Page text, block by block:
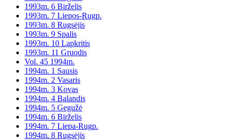
1993m. 6 Birželis
1993m. 7 Liepos-Rugp.
1993m. 8 Rugsėjis
1993m. 9 Spalis
1993m. 10 Lapkritis
1993m. 11 Gruodis
Vol. 45 1994m.
1994m. 1 Sausis
1994m. 2 Vasaris
1994m. 3 Kovas
1994m. 4 Balandis
1994m. 5 Gegužė
1994m. 6 Birželis
1994m. 7 Liepa-Rugp.
1994m. 8 Rugsėjis